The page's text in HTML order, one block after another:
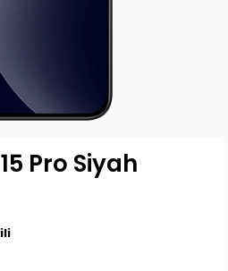
Pro Siyah